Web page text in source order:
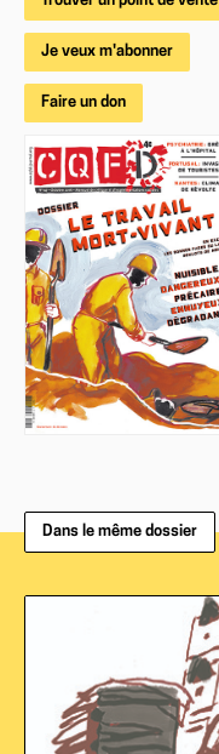
Je veux m'abonner
Faire un don
Dans le même dossier